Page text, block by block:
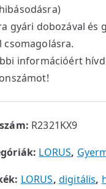
gyári dobozával és
csomagolásra.
információért
R2321KX9
LORUS,
LORUS, digitális,